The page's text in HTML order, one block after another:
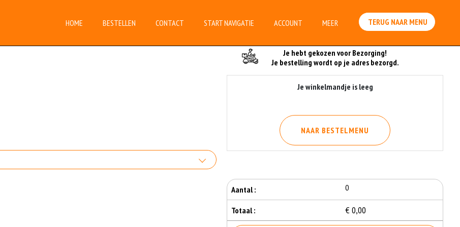
HOME BESTELLEN CONTACT START NAVIGATIE ACCOUNT MEER TERUG NAAR MENU
Je hebt gekozen voor Bezorging!
Je bestelling wordt op je adres bezorgd.
Je winkelmandje is leeg
NAAR BESTELMENU
Aantal : 0
Totaal : € 0,00
Je Bestelling